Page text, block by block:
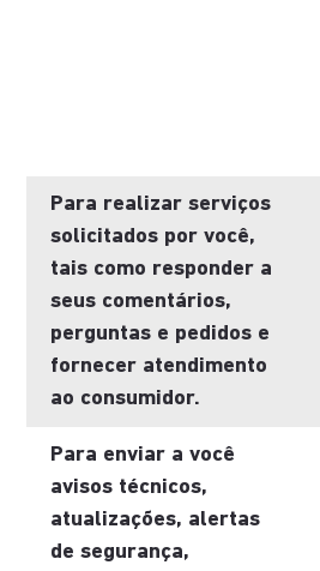
Para realizar serviços
solicitados por você,
tais como responder a
seus comentários,
perguntas e pedidos e
fornecer atendimento
ao consumidor.
Para enviar a você
avisos técnicos,
atualizações, alertas
de segurança,